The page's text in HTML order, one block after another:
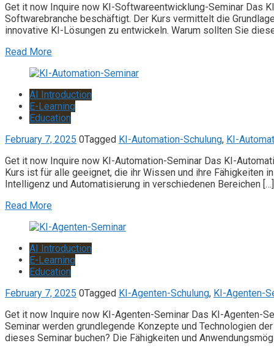
Get it now Inquire now KI-Softwareentwicklung-Seminar Das
Softwarebranche beschäftigt. Der Kurs vermittelt die
innovative KI-Lösungen zu entwickeln. Warum sollten Sie
Read More
AI Introduction
E-Learning
Education
February 7, 2025 0Tagged KI-Automation-Schulung, KI-
Get it now Inquire now KI-Automation-Seminar Das KI-
Kurs ist für alle geeignet, die ihr Wissen und ihre Fähigkeiten
Intelligenz und Automatisierung in verschiedenen Bereichen […]
Read More
AI Introduction
E-Learning
Education
February 7, 2025 0Tagged KI-Agenten-Schulung, KI-Agenten-
Get it now Inquire now KI-Agenten-Seminar Das KI-Agenten-
Seminar werden grundlegende Konzepte und Technologien
dieses Seminar buchen? Die Fähigkeiten und